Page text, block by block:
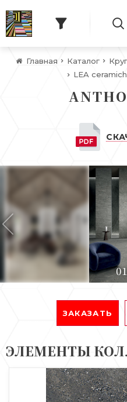
Главная Каталог
LEA
01
ЗАКАЗАТЬ
ЭЛЕМЕНТЫ